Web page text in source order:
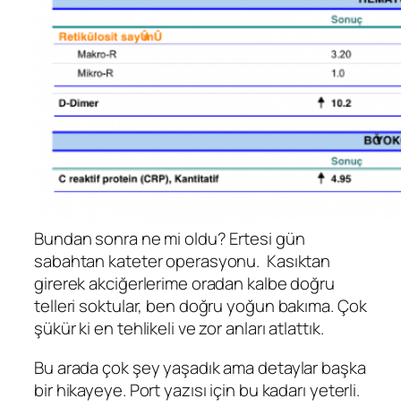
Bundan sonra ne mi oldu? Ertesi gün
sabahtan kateter operasyonu. Kasıktan
girerek akciğerlerime oradan kalbe doğru
telleri soktular, ben doğru yoğun bakıma. Çok
şükür ki en tehlikeli ve zor anları atlattık.
Bu arada çok şey yaşadık ama detaylar başka
bir hikayeye. Port yazısı için bu kadarı yeterli.